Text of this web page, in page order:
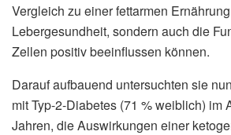
Vergleich zu einer fettarmen
Lebergesundheit, sondern auch die
Zellen positiv beeinflussen können.
Darauf aufbauend untersuchten sie
mit Typ-2-Diabetes (71 % weiblich) im
Jahren, die Auswirkungen einer